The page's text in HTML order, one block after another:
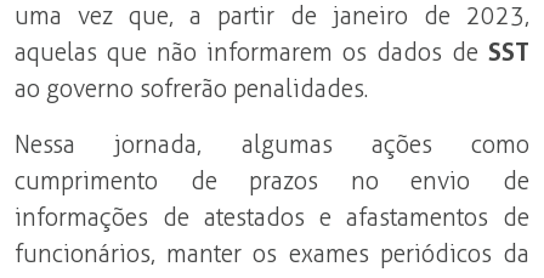
uma vez que, a partir de janeiro de 2023,
aquelas que não informarem os dados de SST
ao governo sofrerão penalidades.
Nessa jornada, algumas ações como
cumprimento de prazos no envio de
informações de atestados e afastamentos de
funcionários, manter os exames periódicos da